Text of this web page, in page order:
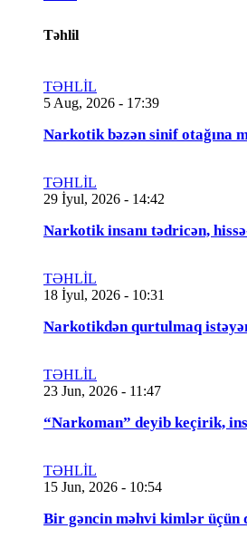
Təhlil
TƏHLİL
5 Aug, 2026 - 17:39
Narkotik bəzən sinif otağına
TƏHLİL
29 İyul, 2026 - 14:42
Narkotik insanı tədricən,
TƏHLİL
18 İyul, 2026 - 10:31
Narkotikdən qurtulmaq
TƏHLİL
23 Jun, 2026 - 11:47
“Narkoman” deyib keçirik,
TƏHLİL
15 Jun, 2026 - 10:54
Bir gəncin məhvi kimlər